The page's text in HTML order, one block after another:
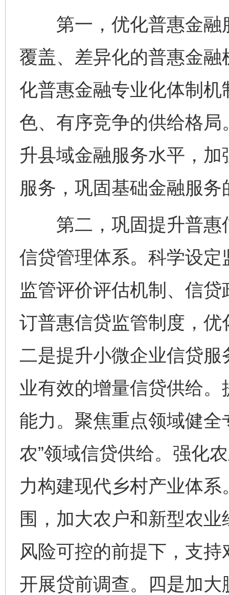
第一，优化普惠金融
覆盖、差异化的普惠金
化普惠金融专业化体制
色、有序竞争的供给格
升县域金融服务水平，
服务，巩固基础金融服
第二，巩固提升普惠
信贷管理体系。科学设
监管评价评估机制、信
订普惠信贷监管制度，
二是提升小微企业信贷
业有效的增量信贷供给
能力。聚焦重点领域健全
农”领域信贷供给。强化
力构建现代乡村产业体
围，加大农户和新型农
风险可控的前提下，支
开展贷前调查。四是加